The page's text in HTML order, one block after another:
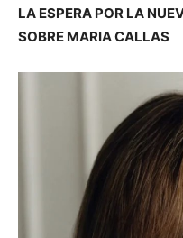
LA ESPERA POR LA
SOBRE MARIA CALLAS